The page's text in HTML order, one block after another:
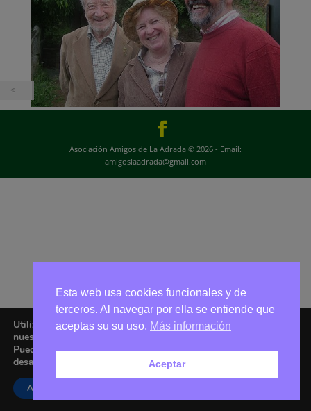
Asociación Amigos de La Adrada © 2026 - Email:
amigoslaadrada@gmail.com
Utilizamos cookies para ofrecerte la mejor experiencia en
nuestra web.
Puedes aprender más sobre qué cookies utilizamos o
desactivarlas en los
Aceptar
Esta web usa cookies funcionales y de
terceros. Al navegar por ella se entiende que
aceptas su su uso. Más información
Aceptar